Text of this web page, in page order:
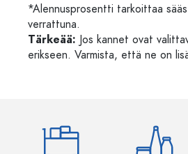
*Alennusprosentti tarkoittaa
verrattuna.
Tärkeää: Jos kannet ovat
erikseen. Varmista, että ne on